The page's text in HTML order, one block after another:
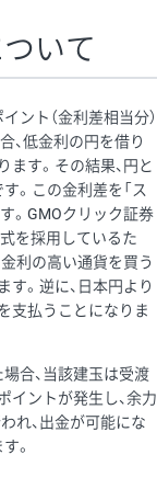
いて
ント（金利差相当分）
、低金利の円を借り
す。その結果、円と
。この金利差を「ス
。GMOクリック証券
を採用しているた
利の高い通貨を買う
。逆に、日本円より
支払うことになりま
合、当該建玉は受渡
イントが発生し、余力
れ、出金が可能にな
。